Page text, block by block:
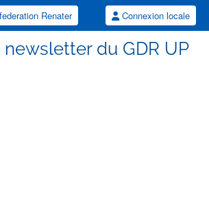
Renater Connexion locale
du GDR UP